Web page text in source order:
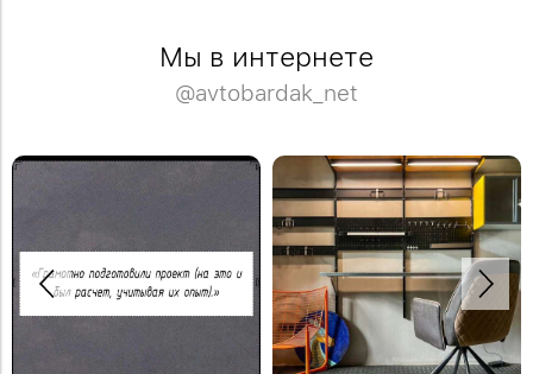
Мы в интернете
@avtobardak_net
Рабочее место в мастерской может Сочетание дерева и чёрного металла
🤎🖤
Закажите деревянные полки и